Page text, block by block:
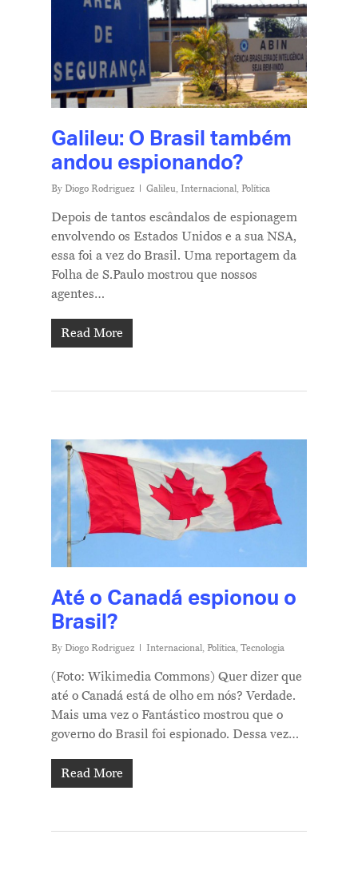
Galileu: O Brasil também
andou espionando?
By Diogo Rodriguez Galileu, Internacional, Política
Depois de tantos escândalos de espionagem
envolvendo os Estados Unidos e a sua NSA,
essa foi a vez do Brasil. Uma reportagem da
Folha de S.Paulo mostrou que nossos
agentes…
Read More
Até o Canadá espionou o
Brasil?
By Diogo Rodriguez Internacional, Política, Tecnologia
(Foto: Wikimedia Commons) Quer dizer que
até o Canadá está de olho em nós? Verdade.
Mais uma vez o Fantástico mostrou que o
governo do Brasil foi espionado. Dessa vez…
Read More